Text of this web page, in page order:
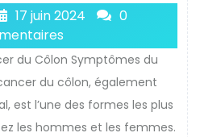
17 juin 2024
0
du Côlon Symptômes du
du côlon, également
est l’une des formes les plus
les hommes et les femmes.